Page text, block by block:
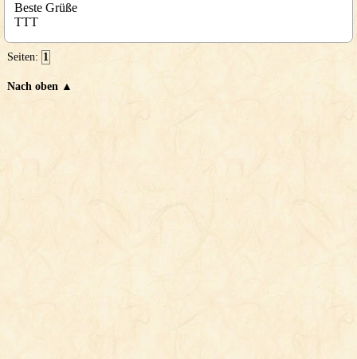
Beste Grüße
TTT
Seiten: 1
Nach oben ▲